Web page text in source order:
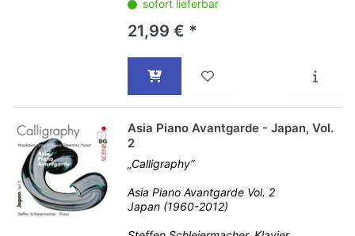
sofort lieferbar
21,99 € *
Asia Piano Avantgarde - Japan, Vol.
2
„Calligraphy“
Asia Piano Avantgarde Vol. 2
Japan (1960-2012)